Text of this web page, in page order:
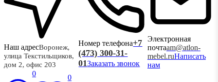
Наш адресВоронеж,
улица Текстильщиков,
дом 2, офис 203
Номер телефона+7
(473) 300-31-
01Заказать звонок
Электронная
почтаam@atlon-
mebel.ruНаписать
нам
0 0